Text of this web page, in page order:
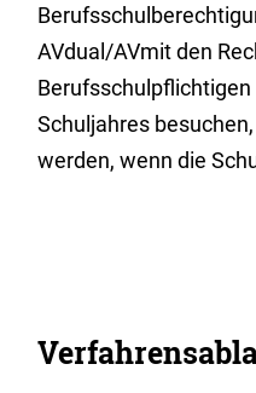
AVdual/AVmit den
Berufsschulpflichtigen
Schuljahres
werden, wenn die